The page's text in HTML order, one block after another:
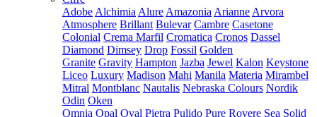
Adobe Alchimia Alure Amazonia Arianne Arvora
Atmosphere Brillant Bulevar Cambre Casetone
Colonial Crema Marfil Cromatica Cronos Dassel
Diamond Dimsey Drop Fossil Golden
Granite Gravity Hampton Jazba Jewel Kalon Keystone
Liceo Luxury Madison Mahi Manila Materia Mirambel
Mitral Montblanc Nautalis Nebraska Colours Nordik
Odin Oken
Omnia Opal Oval Pietra Pulido Pure Rovere Sea Solid